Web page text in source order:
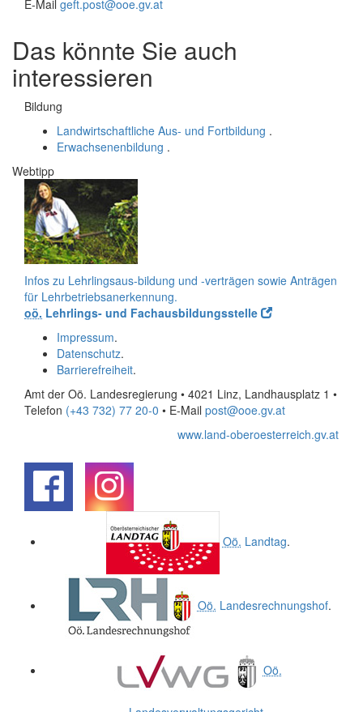
E-Mail geft.post@ooe.gv.at
Das könnte Sie auch
interessieren
Bildung
Landwirtschaftliche Aus- und Fortbildung .
Erwachsenenbildung .
Webtipp
Infos zu Lehrlingsaus-bildung und -verträgen sowie Anträgen
für Lehrbetriebsanerkennung.
oö. Lehrlings- und Fachausbildungsstelle
Impressum.
Datenschutz.
Barrierefreiheit.
Amt der Oö. Landesregierung • 4021 Linz, Landhausplatz 1 •
Telefon (+43 732) 77 20-0 • E-Mail post@ooe.gv.at
www.land-oberoesterreich.gv.at
Oö. Landtag.
Oö. Landesrechnungshof.
Oö.